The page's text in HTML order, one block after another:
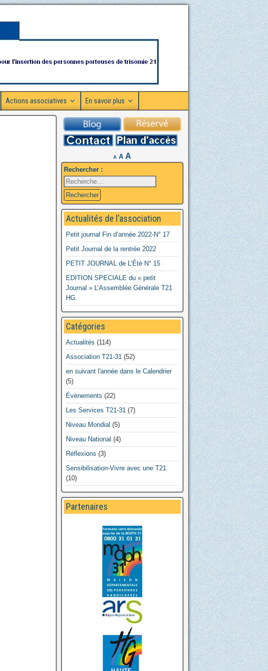
Actions associatives En savoir plus
A A A
Rechercher :
Actualités de l’association
Petit journal Fin d’année 2022-N° 17
Petit Journal de la rentrée 2022
PETIT JOURNAL de L’Été N° 15
EDITION SPECIALE du « petit
Journal » L’Assemblée Générale T21
HG.
Catégories
Actualités (114)
Association T21-31 (52)
en suivant l'année dans le Calendrier
(5)
Évènements (22)
Les Services T21-31 (7)
Niveau Mondial (5)
Niveau National (4)
Réflexions (3)
Sensibilisation-Vivre avec une T21
(10)
Partenaires